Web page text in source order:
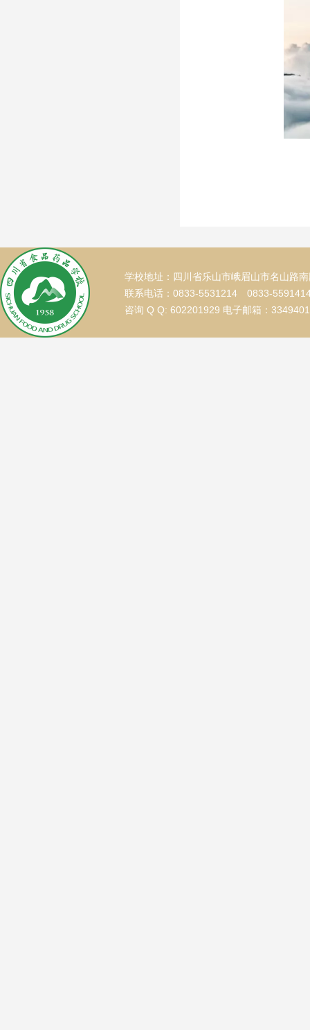
学校地址：四川省乐山市峨眉山市名山路
联系电话：0833-5531214 0833-
咨询 Q Q: 602201929 电子邮箱：